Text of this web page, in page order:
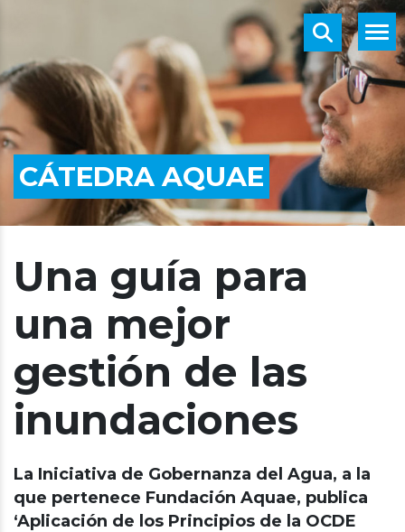
CÁTEDRA AQUAE
Una guía para
una mejor
gestión de las
inundaciones
La Iniciativa de Gobernanza del Agua, a la
que pertenece Fundación Aquae, publica
‘Aplicación de los Principios de la OCDE